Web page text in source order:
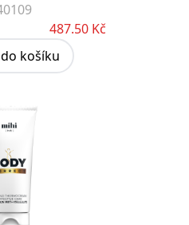
487.50 Kč
košíku